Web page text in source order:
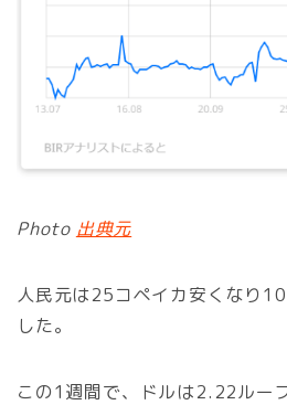
Photo 出典元
人民元は25コペイカ安くなり
した。
この1週間で、ドルは2.22ルー